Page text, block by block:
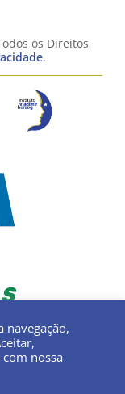
os Direitos
.
navegação,
nossa